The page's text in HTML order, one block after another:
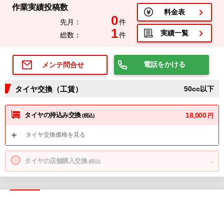
作業実績投稿数
先月： 0件
総数：
1件
料金表
実績一覧
メンテ問合せ 電話をかける
タイヤ交換（工賃） 50cc以下
タイヤの持込み交換(税込) 18,000 円
タイヤ交換価格を見る
タイヤの店舗購入交換(税込) -